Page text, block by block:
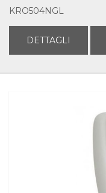
KRO504NGL
DETTAGLI